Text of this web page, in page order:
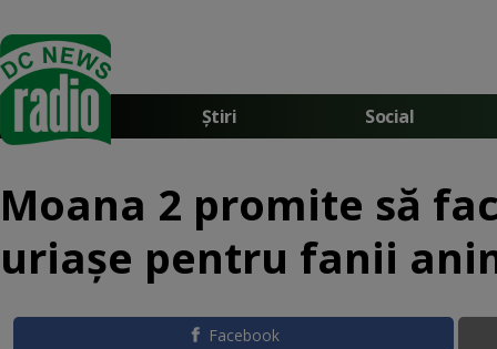
Știri Social
Moana 2 promite să
uriașe pentru fanii
Facebook